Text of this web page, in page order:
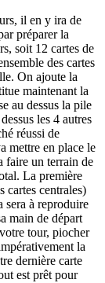
il en y ira de
préparer la
soit 12 cartes de
des cartes
On ajoute la
maintenant la
au dessus la pile
les 4 autres
réussi de
mettre en place le
faire un terrain de
La première
cartes centrales)
sera à reproduire
main de départ
tour, piocher
la
dernière carte
est prêt pour